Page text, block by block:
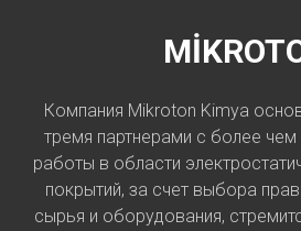
Компания Mikroton Kimya
тремя партнерами с более
работы в области
покрытий, за счет выбора
сырья и оборудования,